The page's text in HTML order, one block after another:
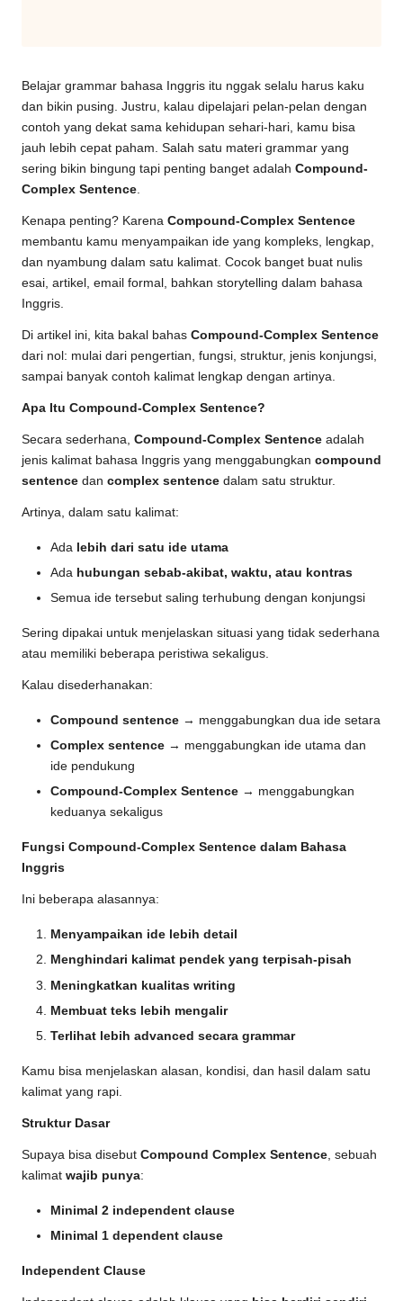
Belajar grammar bahasa Inggris itu nggak selalu harus kaku
dan bikin pusing. Justru, kalau dipelajari pelan-pelan dengan
contoh yang dekat sama kehidupan sehari-hari, kamu bisa
jauh lebih cepat paham. Salah satu materi grammar yang
sering bikin bingung tapi penting banget adalah Compound-
Complex Sentence
Kenapa penting? Karena Compound-Complex Sentence
membantu kamu menyampaikan ide yang kompleks, lengkap,
dan nyambung dalam satu kalimat. Cocok banget buat nulis
esai, artikel, email formal, bahkan storytelling dalam bahasa
Inggris.
Di artikel ini, kita bakal bahas Compound-Complex Sentence
dari nol: mulai dari pengertian, fungsi, struktur, jenis konjungsi,
sampai banyak contoh kalimat lengkap dengan artinya.
Apa Itu Compound-Complex Sentence?
Secara sederhana, Compound-Complex Sentence adalah
jenis kalimat bahasa Inggris yang menggabungkan compound
sentence dan complex sentence dalam satu struktur.
Artinya, dalam satu kalimat:
Ada lebih dari satu ide utama
Ada hubungan sebab-akibat, waktu, atau kontras
Semua ide tersebut saling terhubung dengan konjungsi
Sering dipakai untuk menjelaskan situasi yang tidak sederhana
atau memiliki beberapa peristiwa sekaligus.
Kalau disederhanakan:
Compound sentence → menggabungkan dua ide setara
Complex sentence → menggabungkan ide utama dan
ide pendukung
Compound-Complex Sentence → menggabungkan
keduanya sekaligus
Fungsi Compound-Complex Sentence dalam Bahasa
Inggris
Ini beberapa alasannya:
Menyampaikan ide lebih detail
Menghindari kalimat pendek yang terpisah-pisah
Meningkatkan kualitas writing
Membuat teks lebih mengalir
Terlihat lebih advanced secara grammar
Kamu bisa menjelaskan alasan, kondisi, dan hasil dalam satu
kalimat yang rapi.
Struktur Dasar
Supaya bisa disebut Compound Complex Sentence , sebuah
kalimat wajib punya:
Minimal 2 independent clause
Minimal 1 dependent clause
Independent Clause